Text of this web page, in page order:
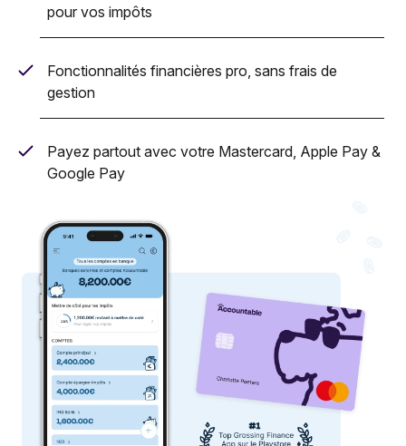
pour vos impôts
Fonctionnalités financières pro, sans frais de
gestion
Payez partout avec votre Mastercard, Apple Pay &
Google Pay